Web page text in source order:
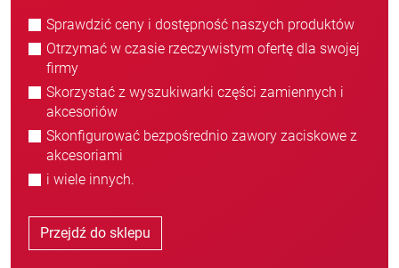
Sprawdzić ceny i dostępność naszych produktów
Otrzymać w czasie rzeczywistym ofertę dla swojej
firmy
Skorzystać z wyszukiwarki części zamiennych i
akcesoriów
Skonfigurować bezpośrednio zawory zaciskowe z
akcesoriami
i wiele innych.
Przejdź do sklepu